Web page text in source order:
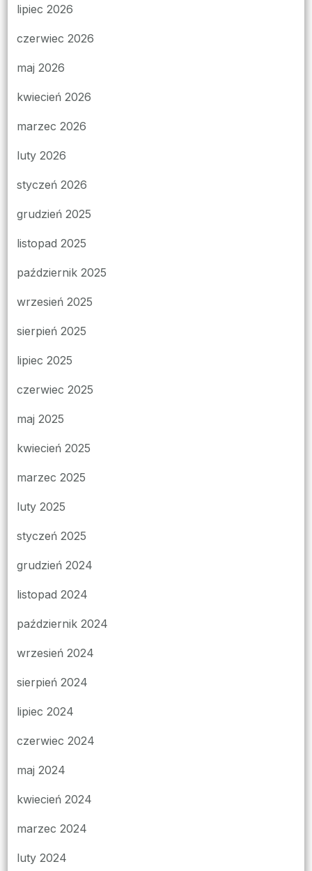
lipiec 2026
czerwiec 2026
maj 2026
kwiecień 2026
marzec 2026
luty 2026
styczeń 2026
grudzień 2025
listopad 2025
październik 2025
wrzesień 2025
sierpień 2025
lipiec 2025
czerwiec 2025
maj 2025
kwiecień 2025
marzec 2025
luty 2025
styczeń 2025
grudzień 2024
listopad 2024
październik 2024
wrzesień 2024
sierpień 2024
lipiec 2024
czerwiec 2024
maj 2024
kwiecień 2024
marzec 2024
luty 2024